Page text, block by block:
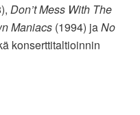
Don’t Mess With The
Maniacs (1994) jaNo
konserttitaltioinnin